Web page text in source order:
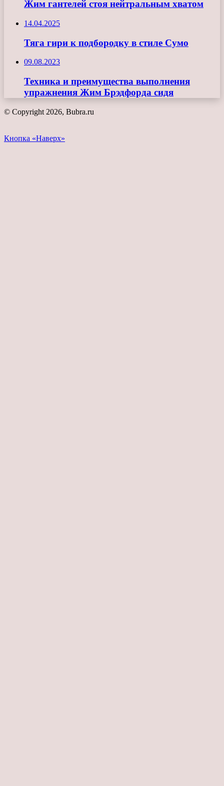
Жим гантелей стоя нейтральным хватом
14.04.2025
Тяга гири к подбородку в стиле Сумо
09.08.2023
Техника и преимущества выполнения
упражнения Жим Брэдфорда сидя
© Copyright 2026, Bubra.ru
Кнопка «Наверх»